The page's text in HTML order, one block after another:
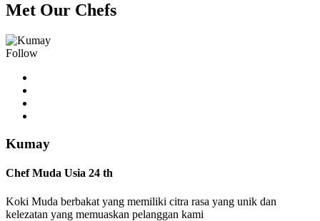
Met Our Chefs
Follow
Kumay
Chef Muda Usia 24 th
Koki Muda berbakat yang memiliki citra rasa yang unik dan
kelezatan yang memuaskan pelanggan kami